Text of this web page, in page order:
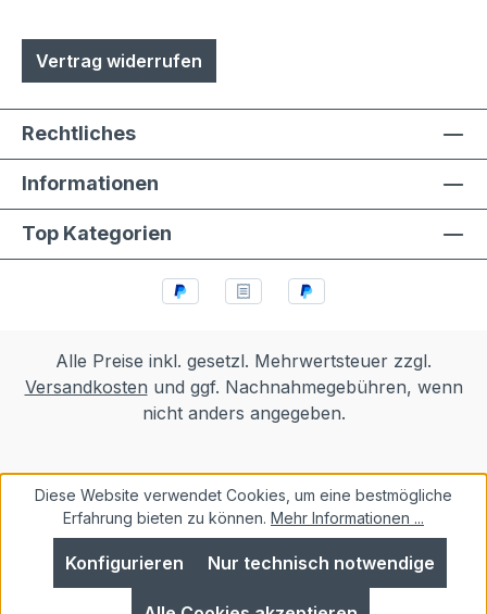
Vertrag widerrufen
Rechtliches
Informationen
Top Kategorien
Alle Preise inkl. gesetzl. Mehrwertsteuer zzgl.
Versandkosten und ggf. Nachnahmegebühren, wenn
nicht anders angegeben.
Diese Website verwendet Cookies, um eine bestmögliche
Erfahrung bieten zu können. Mehr Informationen ...
Nur technisch notwendige
Konfigurieren